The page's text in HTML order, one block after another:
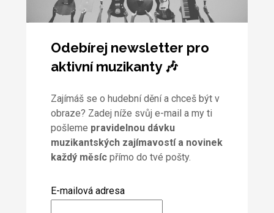
Odebírej newsletter pro
aktivní muzikanty 🎶
Zajímáš se o hudební dění a chceš být v
obraze? Zadej níže svůj e-mail a my ti
pošleme pravidelnou dávku
muzikantských zajímavostí a novinek
každý měsícpřímo do tvé pošty.
E-mailová adresa